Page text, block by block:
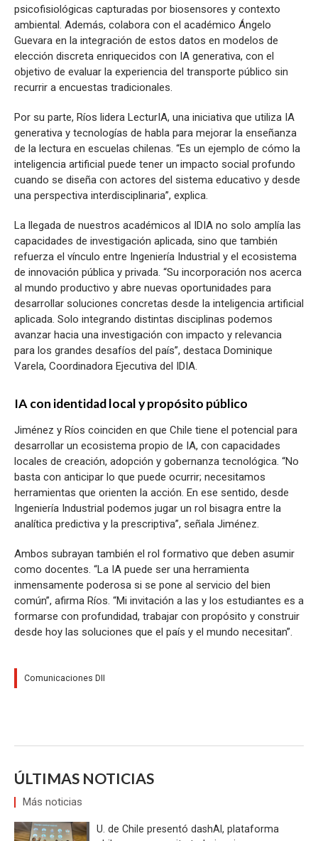
psicofisiológicas capturadas por biosensores y contexto
ambiental. Además, colabora con el académico Ángelo
Guevara en la integración de estos datos en modelos de
elección discreta enriquecidos con IA generativa, con el
objetivo de evaluar la experiencia del transporte público sin
recurrir a encuestas tradicionales.
Por su parte, Ríos lidera LecturIA, una iniciativa que utiliza IA
generativa y tecnologías de habla para mejorar la enseñanza
de la lectura en escuelas chilenas. “Es un ejemplo de cómo la
inteligencia artificial puede tener un impacto social profundo
cuando se diseña con actores del sistema educativo y desde
una perspectiva interdisciplinaria”, explica.
La llegada de nuestros académicos al IDIA no solo amplía las
capacidades de investigación aplicada, sino que también
refuerza el vínculo entre Ingeniería Industrial y el ecosistema
de innovación pública y privada. “Su incorporación nos acerca
al mundo productivo y abre nuevas oportunidades para
desarrollar soluciones concretas desde la inteligencia artificial
aplicada. Solo integrando distintas disciplinas podemos
avanzar hacia una investigación con impacto y relevancia
para los grandes desafíos del país”, destaca Dominique
Varela, Coordinadora Ejecutiva del IDIA.
IA con identidad local y propósito público
Jiménez y Ríos coinciden en que Chile tiene el potencial para
desarrollar un ecosistema propio de IA, con capacidades
locales de creación, adopción y gobernanza tecnológica. “No
basta con anticipar lo que puede ocurrir; necesitamos
herramientas que orienten la acción. En ese sentido, desde
Ingeniería Industrial podemos jugar un rol bisagra entre la
analítica predictiva y la prescriptiva”, señala Jiménez.
Ambos subrayan también el rol formativo que deben asumir
como docentes. “La IA puede ser una herramienta
inmensamente poderosa si se pone al servicio del bien
común”, afirma Ríos. “Mi invitación a las y los estudiantes es a
formarse con profundidad, trabajar con propósito y construir
desde hoy las soluciones que el país y el mundo necesitan”.
Comunicaciones DII
ÚLTIMAS NOTICIAS
Más noticias
U. de Chile presentó dashAI, plataforma